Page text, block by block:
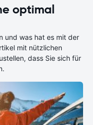
optimal
und was hat es mit der
mit nützlichen
dass Sie sich für